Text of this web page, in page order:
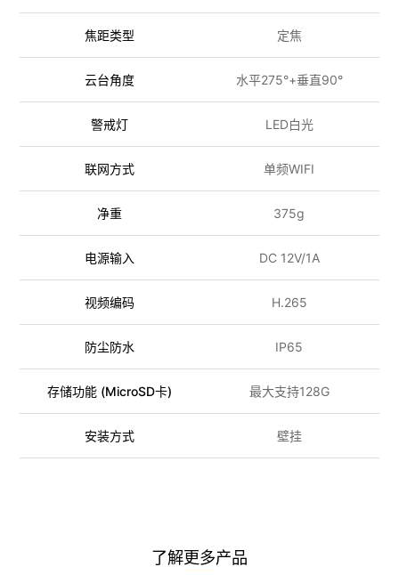
焦距类型 定焦
云台角度 水平275°+垂直90°
警戒灯 LED白光
联网方式 单频WIFI
净重 375g
电源输入 DC 12V/1A
视频编码 H.265
防尘防水 IP65
存储功能 (MicroSD卡) 最大支持128G
安装方式 壁挂
了解更多产品